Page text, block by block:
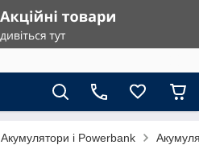
Акумулятори і Powerbank